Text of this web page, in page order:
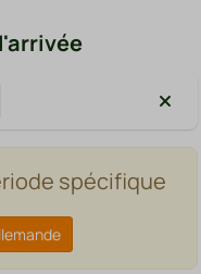
spécifique